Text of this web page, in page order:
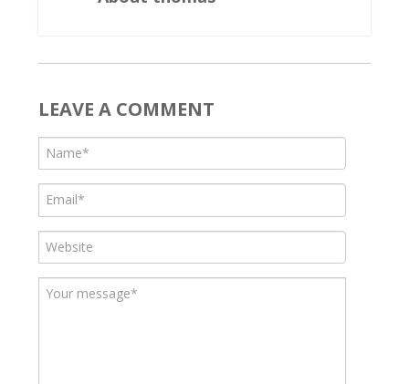
LEAVE A COMMENT